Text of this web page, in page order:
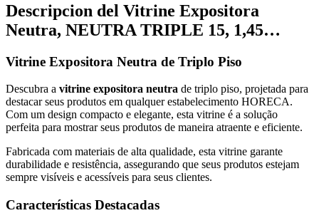
Descripcion del Vitrine Expositora
Neutra, NEUTRA TRIPLE 15, 1,45…
Vitrine Expositora Neutra de Triplo Piso
Descubra a vitrine expositora neutra de triplo piso, projetada para
destacar seus produtos em qualquer estabelecimento HORECA.
Com um design compacto e elegante, esta vitrine é a solução
perfeita para mostrar seus produtos de maneira atraente e eficiente.
Fabricada com materiais de alta qualidade, esta vitrine garante
durabilidade e resistência, assegurando que seus produtos estejam
sempre visíveis e acessíveis para seus clientes.
Características Destacadas